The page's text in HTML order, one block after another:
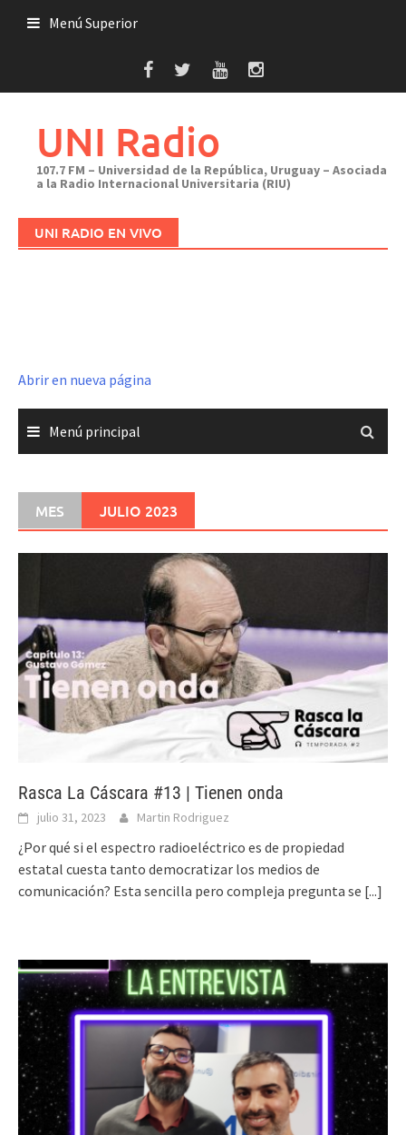
Menú Superior
UNI Radio
107.7 FM – Universidad de la República, Uruguay – Asociada
a la Radio Internacional Universitaria (RIU)
UNI RADIO EN VIVO
Abrir en nueva página
Menú principal
MES JULIO 2023
Rasca La Cáscara #13 | Tienen onda
julio 31, 2023 Martin Rodriguez
¿Por qué si el espectro radioeléctrico es de propiedad
estatal cuesta tanto democratizar los medios de
comunicación? Esta sencilla pero compleja pregunta se [...]